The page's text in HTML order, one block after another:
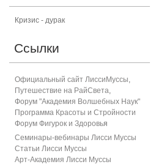
Кризис - дурак
Ссылки
Официальный сайт ЛиссиМуссы,
Путешествие на РайСвета,
Форум "Академия Волшебных Наук"
Программа Красоты и Стройности
Форум Фигурок и Здоровья
Семинары-вебинары Лисси Муссы
Статьи Лисси Муссы
Арт-Академия Лисси Муссы